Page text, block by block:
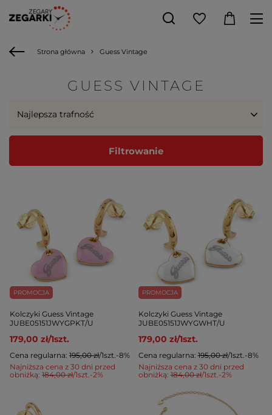
Strona główna Guess Vintage
GUESS VINTAGE
Najlepsza trafność
Filtrowanie
PROMOCJA
Kolczyki Guess Vintage
JUBE05151JWYGPKT/U
179,00 zł/1szt.
Najniższa cena z 30 dni przed
obniżką: 184,00 zł/1szt.-2%
Cena regularna: 195,00 zł/1szt.-8%
PROMOCJA
Kolczyki Guess Vintage
JUBE05151JWYGWHT/U
179,00 zł/1szt.
Najniższa cena z 30 dni przed
obniżką:184,00 zł/1szt.-2%
Cena regularna:195,00 zł/1szt.-8%